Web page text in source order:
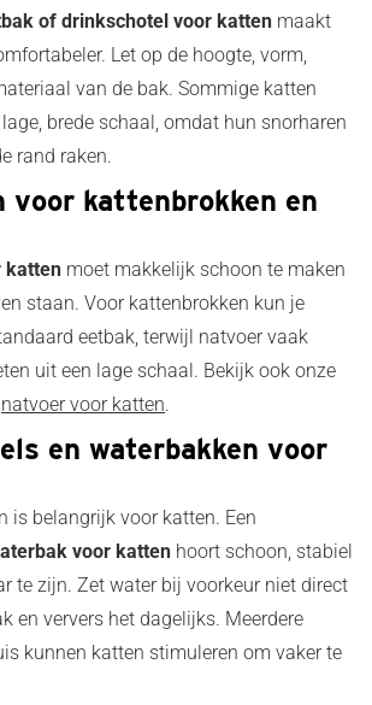
of drinkschotel voor katten maakt
Let op de hoogte, vorm,
van de bak. Sommige katten
brede schaal, omdat hun snorharen
rand raken.
voor kattenbrokken en
katten moet makkelijk schoon te maken
staan. Voor kattenbrokken kun je
eetbak, terwijl natvoer vaak
uit een lage schaal. Bekijk ook onze
natvoer voor katten.
en waterbakken voor
is belangrijk voor katten. Een
voor katten hoort schoon, stabiel
te zijn. Zet water bij voorkeur niet direct
en ververs het dagelijks. Meerdere
kunnen katten stimuleren om vaker te